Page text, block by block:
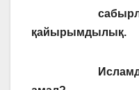
қайырымдылық.